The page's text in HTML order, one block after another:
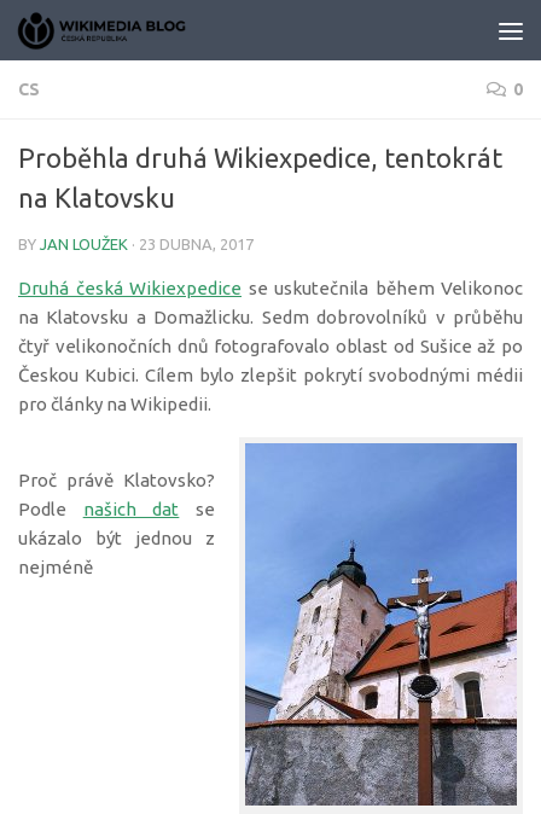
Skip to content
CS 0
Proběhla druhá Wikiexpedice, tentokrát
na Klatovsku
BY JAN LOUŽEK · 23 DUBNA, 2017
Druhá česká Wikiexpedice se uskutečnila během Velikonoc
na Klatovsku a Domažlicku. Sedm dobrovolníků v průběhu
čtyř velikonočních dnů fotografovalo oblast od Sušice až po
Českou Kubici. Cílem bylo zlepšit pokrytí svobodnými médii
pro články na Wikipedii.
Proč právě Klatovsko?
Podle našich dat se
ukázalo být jednou z
nejméně